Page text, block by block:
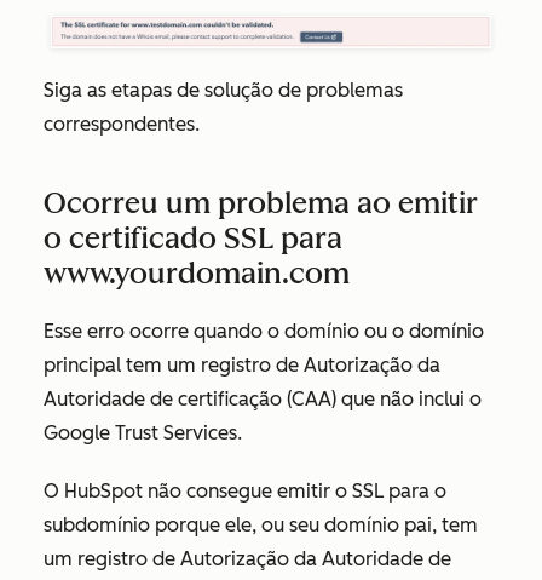
Siga as etapas de solução de problemas
correspondentes.
Ocorreu um problema ao emitir
o certificado SSL para
www.yourdomain.com
Esse erro ocorre quando o domínio ou o domínio
principal tem um registro de Autorização da
Autoridade de certificação (CAA) que não inclui o
Google Trust Services.
O HubSpot não consegue emitir o SSL para o
subdomínio porque ele, ou seu domínio pai, tem
um registro de Autorização da Autoridade de